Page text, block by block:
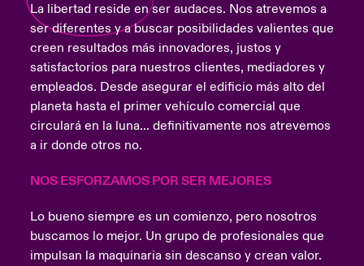
La libertad reside en ser audaces. Nos atrevemos a
ser diferentes y a buscar posibilidades valientes que
creen resultados más innovadores, justos y
satisfactorios para nuestros clientes, mediadores y
empleados. Desde asegurar el edificio más alto del
planeta hasta el primer vehículo comercial que
circulará en la luna... definitivamente nos atrevemos
a ir donde otros no.
NOS ESFORZAMOS POR SER MEJORES
Lo bueno siempre es un comienzo, pero nosotros
buscamos lo mejor. Un grupo de profesionales que
impulsan la maquinaria sin descanso y crean valor.